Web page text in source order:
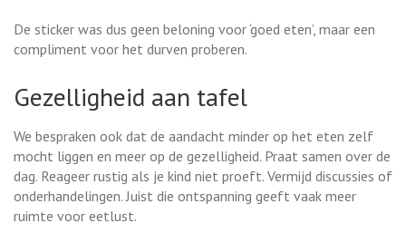
De sticker was dus geen beloning voor ‘goed eten’, maar een
compliment voor het durven proberen.
Gezelligheid aan tafel
We bespraken ook dat de aandacht minder op het eten zelf
mocht liggen en meer op de gezelligheid. Praat samen over de
dag. Reageer rustig als je kind niet proeft. Vermijd discussies of
onderhandelingen. Juist die ontspanning geeft vaak meer
ruimte voor eetlust.